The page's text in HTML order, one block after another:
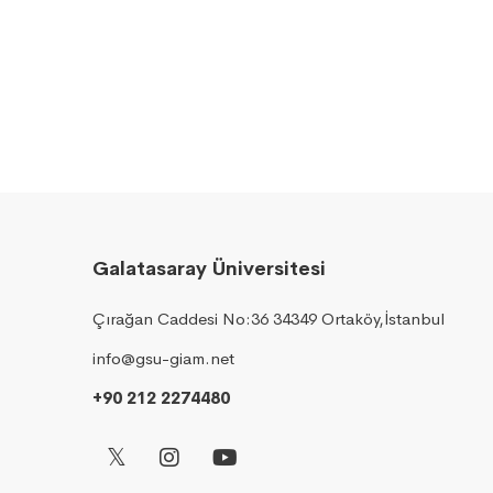
Galatasaray Üniversitesi
Çırağan Caddesi No:36 34349 Ortaköy,İstanbul
info@gsu-giam.net
+90 212 2274480